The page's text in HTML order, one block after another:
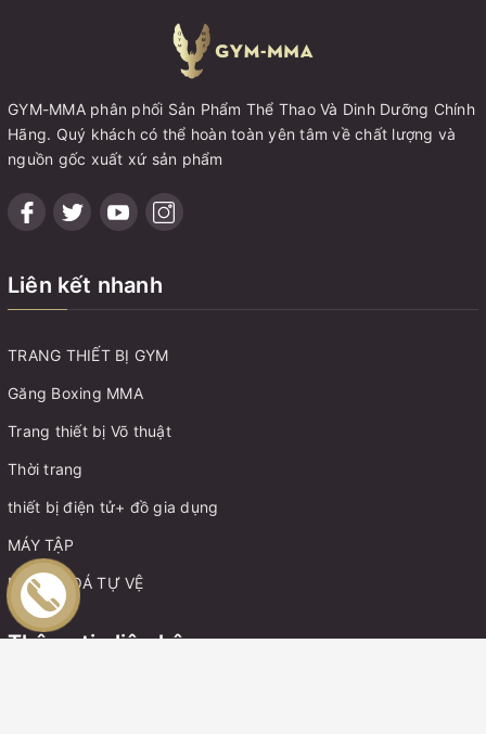
GYM-MMA phân phối Sản Phẩm Thể Thao Và Dinh Dưỡng Chính
Hãng. Quý khách có thể hoàn toàn yên tâm về chất lượng và
nguồn gốc xuất xứ sản phẩm
Liên kết nhanh
TRANG THIẾT BỊ GYM
Găng Boxing MMA
Trang thiết bị Võ thuật
Thời trang
thiết bị điện tử+ đồ gia dụng
MÁY TẬP
MÓC KHOÁ TỰ VỆ
Thông tin liên hệ